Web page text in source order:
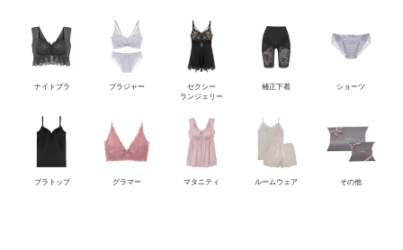
ナイトブラ ブラジャー
セクシー
ランジェリー
補正下着 ショーツ
ブラトップ グラマー マタニティ ルームウェア その他